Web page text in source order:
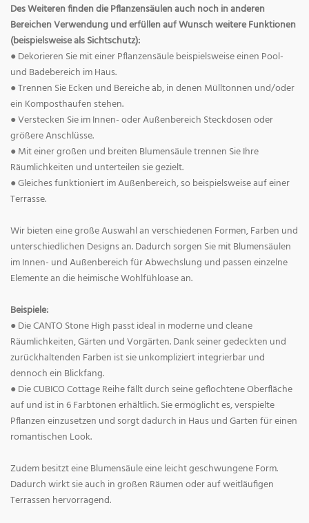
Des Weiteren finden die Pflanzensäulen auch noch in anderen
Bereichen Verwendung und erfüllen auf Wunsch weitere Funktionen
(beispielsweise als Sichtschutz):
● Dekorieren Sie mit einer Pflanzensäule beispielsweise einen Pool-
und Badebereich im Haus.
● Trennen Sie Ecken und Bereiche ab, in denen Mülltonnen und/oder
ein Komposthaufen stehen.
● Verstecken Sie im Innen- oder Außenbereich Steckdosen oder
größere Anschlüsse.
● Mit einer großen und breiten Blumensäule trennen Sie Ihre
Räumlichkeiten und unterteilen sie gezielt.
● Gleiches funktioniert im Außenbereich, so beispielsweise auf einer
Terrasse.
Wir bieten eine große Auswahl an verschiedenen Formen, Farben und
unterschiedlichen Designs an. Dadurch sorgen Sie mit Blumensäulen
im Innen- und Außenbereich für Abwechslung und passen einzelne
Elemente an die heimische Wohlfühloase an.
Beispiele:
● Die CANTO Stone High passt ideal in moderne und cleane
Räumlichkeiten, Gärten und Vorgärten. Dank seiner gedeckten und
zurückhaltenden Farben ist sie unkompliziert integrierbar und
dennoch ein Blickfang.
● Die CUBICO Cottage Reihe fällt durch seine geflochtene Oberfläche
auf und ist in 6 Farbtönen erhältlich. Sie ermöglicht es, verspielte
Pflanzen einzusetzen und sorgt dadurch in Haus und Garten für einen
romantischen Look.
Zudem besitzt eine Blumensäule eine leicht geschwungene Form.
Dadurch wirkt sie auch in großen Räumen oder auf weitläufigen
Terrassen hervorragend.